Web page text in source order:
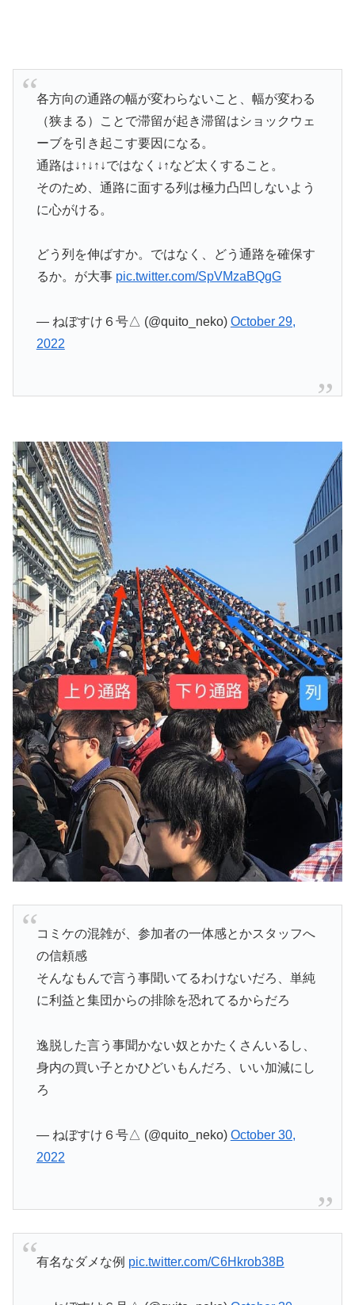
各方向の通路の幅が変わらないこと、幅が変わる
（狭まる）ことで滞留が起き滞留はショックウェ
ーブを引き起こす要因になる。
通路は↓↑↓↑↓ではなく↓↑など太くすること。
そのため、通路に面する列は極力凸凹しないよう
に心がける。
どう列を伸ばすか。ではなく、どう通路を確保す
るか。が大事 pic.twitter.com/SpVMzaBQgG
— ねぼすけ６号△ (@quito_neko) October 29,
2022
コミケの混雑が、参加者の一体感とかスタッフへ
の信頼感
そんなもんで言う事聞いてるわけないだろ、単純
に利益と集団からの排除を恐れてるからだろ
逸脱した言う事聞かない奴とかたくさんいるし、
身内の買い子とかひどいもんだろ、いい加減にし
ろ
— ねぼすけ６号△ (@quito_neko) October 30,
2022
有名なダメな例 pic.twitter.com/C6Hkrob38B